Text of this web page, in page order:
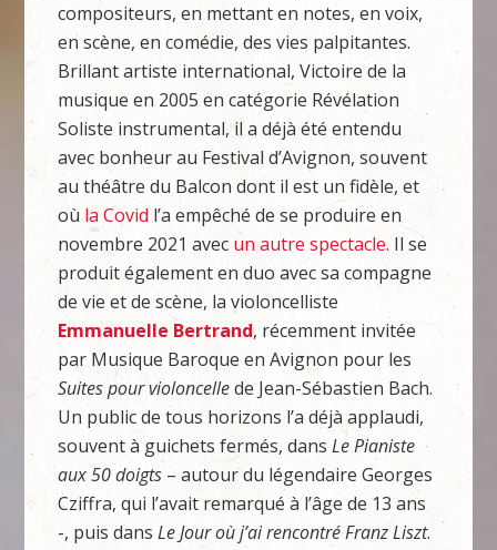
compositeurs, en mettant en notes, en voix,
en scène, en comédie, des vies palpitantes.
Brillant artiste international, Victoire de la
musique en 2005 en catégorie Révélation
Soliste instrumental, il a déjà été entendu
avec bonheur au Festival d’Avignon, souvent
au théâtre du Balcon dont il est un fidèle, et
où la Covid l’a empêché de se produire en
novembre 2021 avec un autre spectacle. Il se
produit également en duo avec sa compagne
de vie et de scène, la violoncelliste
Emmanuelle Bertrand, récemment invitée
par Musique Baroque en Avignon pour les
Suites pour violoncellede Jean-Sébastien Bach.
Un public de tous horizons l’a déjà applaudi,
souvent à guichets fermés, dansLe Pianiste
aux 50 doigts – autour du légendaire Georges
Cziffra, qui l’avait remarqué à l’âge de 13 ans
-, puis dansLe Jour où j’ai rencontré Franz Liszt.